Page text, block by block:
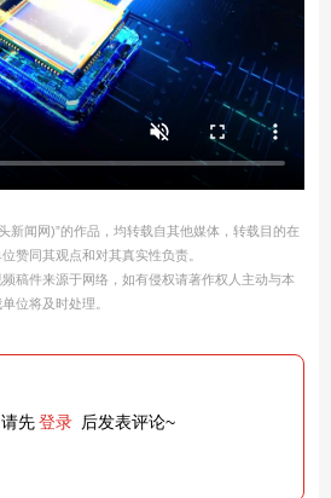
新闻网)”的作品，均转载自其他媒体，转载目的在
赞同其观点和对其真实性负责。
稿件来源于网络，如有侵权请著作权人主动与本
位将及时处理。
请先登录 后发表评论~